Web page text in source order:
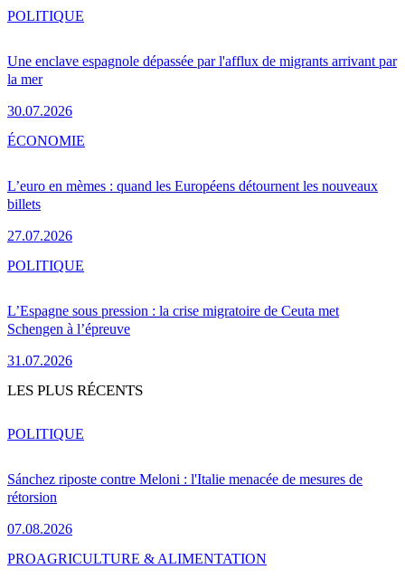
Une enclave espagnole dépassée par l'afflux de migrants arrivant par
la mer
30.07.2026
POLITIQUE
L’euro en mèmes : quand les Européens détournent les nouveaux
billets
27.07.2026
ÉCONOMIE
L’Espagne sous pression : la crise migratoire de Ceuta met
Schengen à l’épreuve
31.07.2026
POLITIQUE
LES PLUS RÉCENTS
Sánchez riposte contre Meloni : l'Italie menacée de mesures de
rétorsion
07.08.2026
POLITIQUE
PROAGRICULTURE & ALIMENTATION